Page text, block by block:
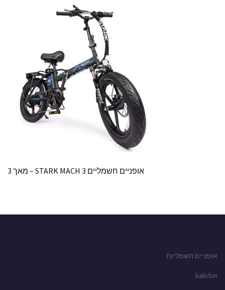
אופניים חשמליים STARK MACH 3 – מאך 3
אופניים חשמליות
kalofun